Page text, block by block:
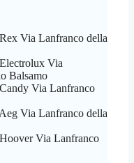
Via Lanfranco della
Via
Balsamo
Via Lanfranco
Via Lanfranco della
Via Lanfranco